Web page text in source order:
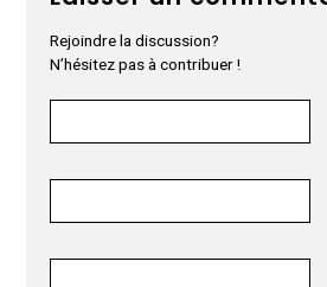
Rejoindre la discussion?
N’hésitez pas à contribuer !